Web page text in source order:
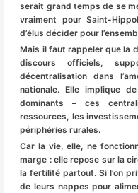
serait grand temps de se
vraiment pour Saint-
d’élus décider pour
Mais il faut rappeler que la
discours officiels,
décentralisation dans
nationale. Elle implique
dominants – ces
ressources, les
périphéries rurales.
Car la vie, elle, ne
marge : elle repose sur la
la fertilité partout. Si l’on
de leurs nappes pour